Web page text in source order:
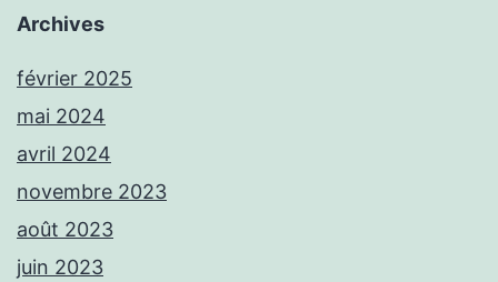
Archives
février 2025
mai 2024
avril 2024
novembre 2023
août 2023
juin 2023